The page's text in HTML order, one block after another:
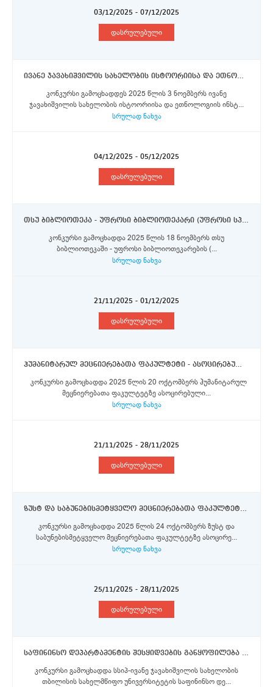
03/12/2025 - 07/12/2025
დასრულებული
ივანე ჯავახიშვილის სახელობის ისტოორიისა და ეთნოლოგიის ინსტიტუტი - უფროსი მეცნიერი თანამშრომელი (0.5 საშტატო ერთეული)
კონკურსი გამოცხადდეს 2025 წლის 3 ნოემბერს ივანე
ჯავახიშვილის სახელობის ისტოორიისა და ეთნოლოგიის ინსტ...
სრულად ნახვა
04/12/2025 - 05/12/2025
დასრულებული
თსუ ბიბლიოთეკა - უფროსი ბიბლიოთეკარი (უფროსი სპეციალისტი) - 8 ვაკანსია;
კონკურსი გამოცხადდა 2025 წლის 18 ნოემბერს თსუ
ბიბლიოთეკაში - უფროსი ბიბლიოთეკარების (...
სრულად ნახვა
21/11/2025 - 01/12/2025
დასრულებული
ჰუმანიტარულ მეცნიერებათა ფაკულტეტი - ასოცირებული პროფესორები
მეცნიერებათა ფაკულტეტზე ასოცირებული...
სრულად ნახვა
21/11/2025 - 28/11/2025
დასრულებული
ზუსტ და საბუნებისმეტყველო მეცნიერებათა ფაკულტეტი - ასოცირებული პროფესორი (ორი საშტატო ერთეული).
კონკურსი გამოცხადდა 2025 წლის 24 ოქტომბერს ზუსტ და
საბუნებისმეტყველო მეცნიერებათა ფაკულტეტზე ასოცირე...
სრულად ნახვა
25/11/2025 - 28/11/2025
დასრულებული
საფინინსო დეპარტამენტის შესყიდვების განყოფილება - ანაზღაურებად სტაჟირება
კონკურსი გამოცხადდა სსიპ-ივანე ჯავახიშვილის სახელობის
თბილისის სახელმწიფო უნივერსიტეტის საფინინსო დე...